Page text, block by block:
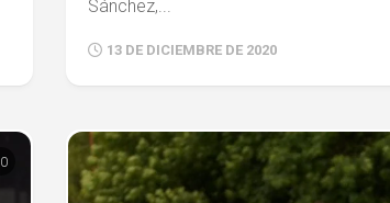
Sánchez,...
13 DE DICIEMBRE DE 2020
0